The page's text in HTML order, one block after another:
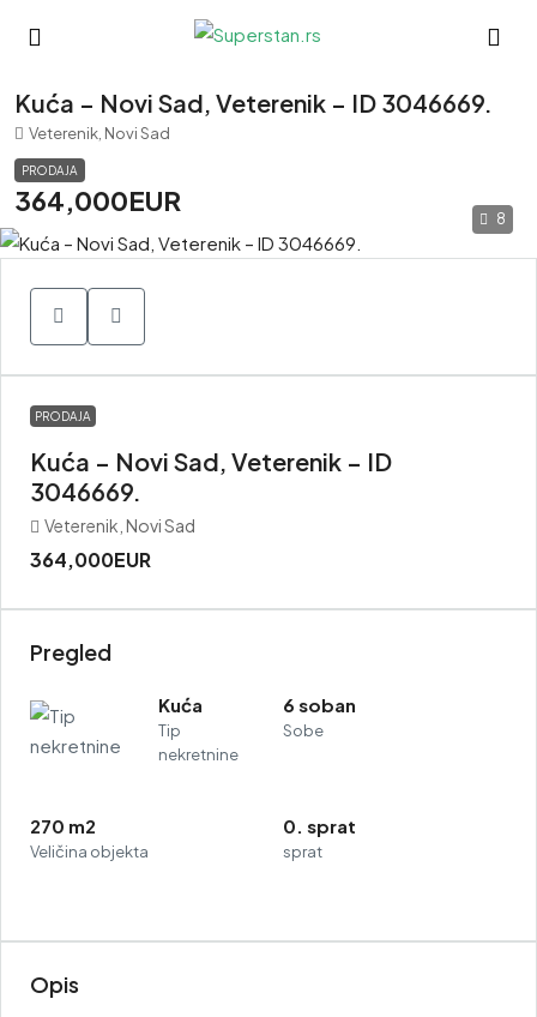
Kuća – Novi Sad, Veterenik – ID 3046669.
Veterenik, Novi Sad
PRODAJA
364,000EUR
8
PRODAJA
Kuća – Novi Sad, Veterenik – ID
3046669.
Veterenik, Novi Sad
364,000EUR
Pregled
Kuća
Tip
nekretnine
6 soban
Sobe
270 m2
Veličina objekta
0. sprat
sprat
Opis